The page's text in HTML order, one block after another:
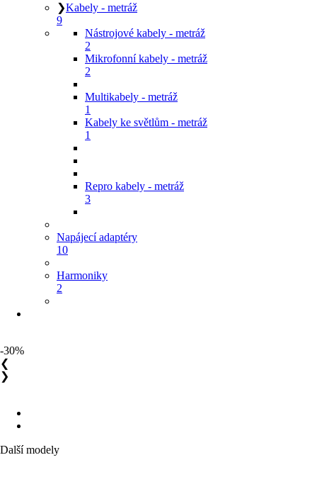
❯Kabely - metráž
9
Nástrojové kabely - metráž
2
Mikrofonní kabely - metráž
2
Multikabely - metráž
1
Kabely ke světlům - metráž
1
Repro kabely - metráž
3
Napájecí adaptéry
10
Harmoniky
2
-30%
❮
❯
Další modely